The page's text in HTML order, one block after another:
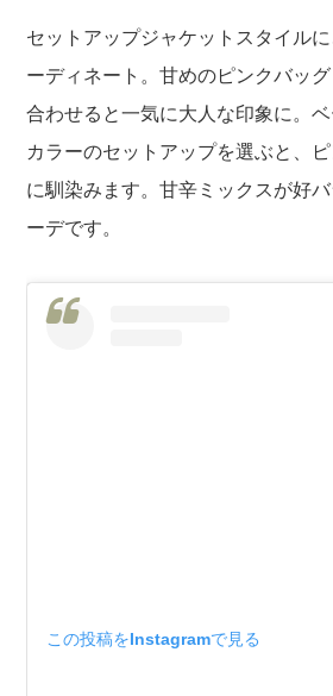
セットアップジャケットスタイル
ーディネート。甘めのピンクバッ
合わせると一気に大人な印象に。
カラーのセットアップを選ぶと、
に馴染みます。甘辛ミックスが好
ーデです。
この投稿をInstagramで見る